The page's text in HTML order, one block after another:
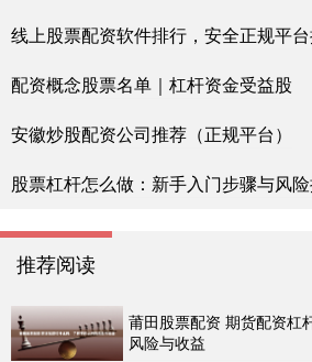
线上股票配资软件排行，安全正规平
配资概念股票名单｜杠杆资金受益股
安徽炒股配资公司推荐（正规平台）
股票杠杆怎么做：新手入门步骤与风
推荐阅读
莆田股票配资 期货配资杠
风险与收益